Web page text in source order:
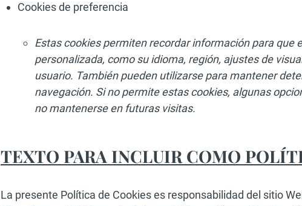
Cookies de preferencia
Estas cookies permiten recordar información para que
personalizada, como su idioma, región, ajustes de
usuario. También pueden utilizarse para mantener
navegación. Si no permite estas cookies, algunas
no mantenerse en futuras visitas.
TEXTO PARA INCLUIR COMO
La presente Política de Cookies es responsabilidad del sitio